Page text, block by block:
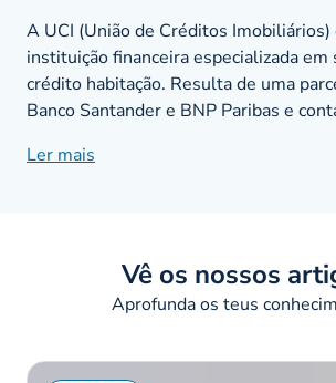
A UCI (União de Créditos Imobiliários)
instituição financeira especializada em
crédito habitação. Resulta de uma
Banco Santander e BNP Paribas e
Europa. A UCI oferece soluções únicas
Ler mais
Vê os nossos
Aprofunda os teus